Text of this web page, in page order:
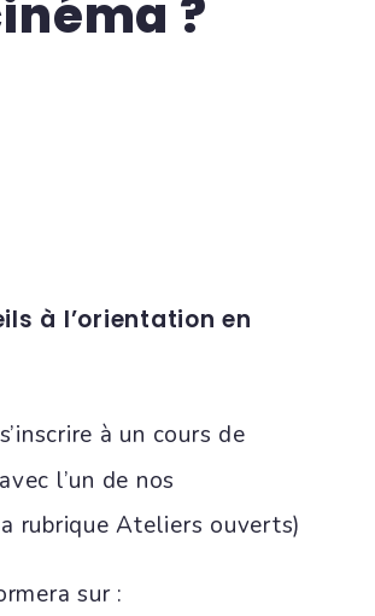
?
à l’orientation en
à un cours de
l’un de nos
rubrique Ateliers ouverts)
sur :